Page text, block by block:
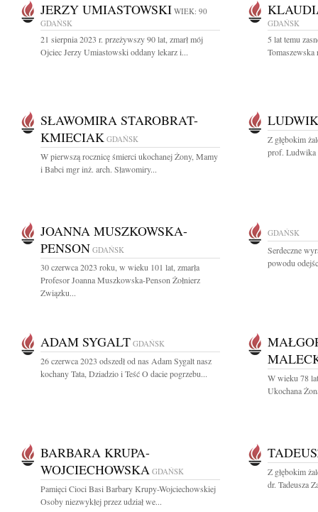
JERZY UMIASTOWSKI WIEK: 90
GDAŃSK
21 sierpnia 2023 r. przeżywszy 90 lat, zmarł mój
Ojciec Jerzy Umiastowski oddany lekarz i...
GDAŃSK
5 lat temu
SŁAWOMIRA STAROBRAT-
KMIECIAK GDAŃSK
W pierwszą rocznicę śmierci ukochanej Żony, Mamy
i Babci mgr inż. arch. Sławomiry...
Z głębokim
prof. Ludwika
JOANNA MUSZKOWSKA-
PENSON GDAŃSK
30 czerwca 2023 roku, w wieku 101 lat, zmarła
Profesor Joanna Muszkowska-Penson Żołnierz
Związku...
GDAŃSK
Serdeczne
powodu
ADAM SYGALT GDAŃSK
26 czerwca 2023 odszedł od nas Adam Sygalt nasz
kochany Tata, Dziadzio i Teść O dacie pogrzebu...
W wieku 78
Ukochana
BARBARA KRUPA-
WOJCIECHOWSKA GDAŃSK
Pamięci Cioci Basi Barbary Krupy-Wojciechowskiej
Osoby niezwykłej przez udział we...
Z głębokim
dr. Tadeusza